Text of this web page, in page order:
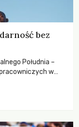
bez
Południa –
w